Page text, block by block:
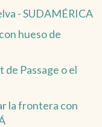
- SUDAMÉRICA
hueso de
Passage o el
la frontera con